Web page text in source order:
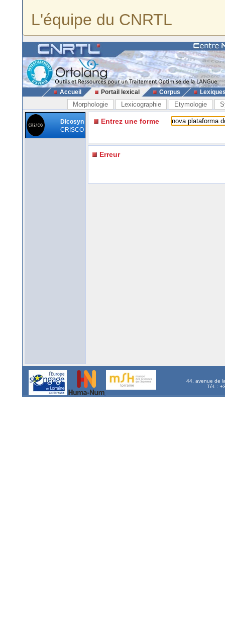
L'équipe du CNRTL
Accueil Portail lexical Corpus
Morphologie Lexicographie Etymologie
Dicosyn
CRISCO
Entrez une forme
Erreur
44, avenue de
Tél. :